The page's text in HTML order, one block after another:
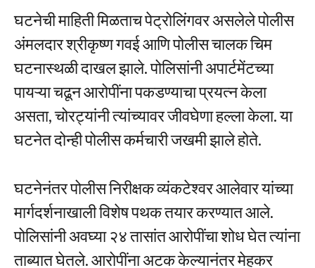
घटनेची माहिती मिळताच पेट्रोलिंगवर असलेले पोलीस
अंमलदार श्रीकृष्ण गवई आणि पोलीस चालक चिम
घटनास्थळी दाखल झाले. पोलिसांनी अपार्टमेंटच्या
पायऱ्या चढून आरोपींना पकडण्याचा प्रयत्न केला
असता, चोरट्यांनी त्यांच्यावर जीवघेणा हल्ला केला. या
घटनेत दोन्ही पोलीस कर्मचारी जखमी झाले होते.
घटनेनंतर पोलीस निरीक्षक व्यंकटेश्वर आलेवार यांच्या
मार्गदर्शनाखाली विशेष पथक तयार करण्यात आले.
पोलिसांनी अवघ्या २४ तासांत आरोपींचा शोध घेत त्यांना
ताब्यात घेतले. आरोपींना अटक केल्यानंतर मेहकर